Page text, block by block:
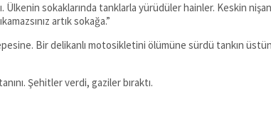
sokaklarında tanklarla yürüdüler hainler. Keskin
artık sokağa.”
Bir delikanlı motosikletini ölümüne sürdü tankın
Şehitler verdi, gaziler bıraktı.